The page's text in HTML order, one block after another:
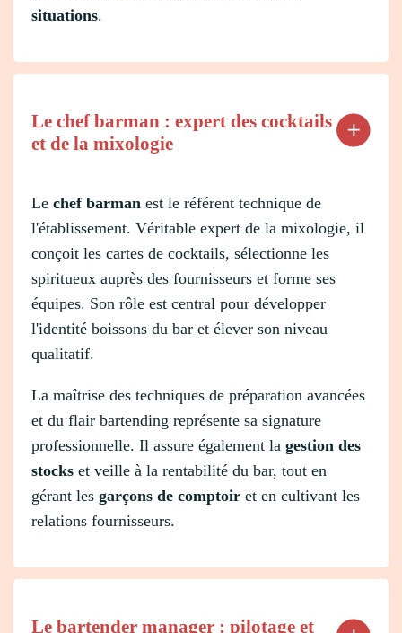
situations.
Le chef barman : expert des cocktails
et de la mixologie
Le chef barman est le référent technique de
l'établissement. Véritable expert de la mixologie, il
conçoit les cartes de cocktails, sélectionne les
spiritueux auprès des fournisseurs et forme ses
équipes. Son rôle est central pour développer
l'identité boissons du bar et élever son niveau
qualitatif.
La maîtrise des techniques de préparation avancées
et du flair bartending représente sa signature
professionnelle. Il assure également la gestion des
stocks et veille à la rentabilité du bar, tout en
gérant les garçons de comptoir et en cultivant les
relations fournisseurs.
Le bartender manager : pilotage et